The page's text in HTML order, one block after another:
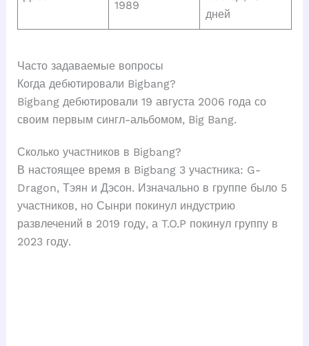
1989
дней
Часто задаваемые вопросы
Когда дебютировали Bigbang?
Bigbang дебютировали 19 августа 2006 года со
своим первым сингл-альбомом, Big Bang.
Сколько участников в Bigbang?
В настоящее время в Bigbang 3 участника: G-
Dragon, Тэян и Дэсон. Изначально в группе было 5
участников, но Сынри покинул индустрию
развлечений в 2019 году, а T.O.P покинул группу в
2023 году.